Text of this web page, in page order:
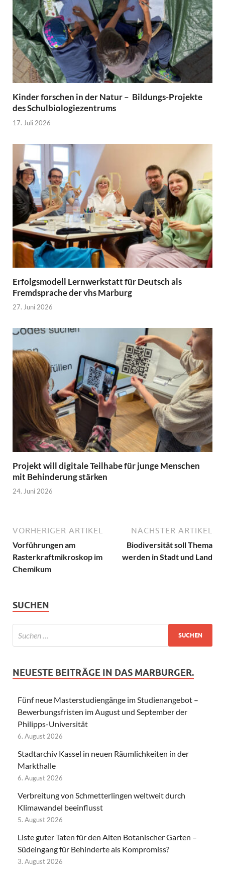
Kinder forschen in der Natur – Bildungs-Projekte
des Schulbiologiezentrums
17. Juli 2026
Erfolgsmodell Lernwerkstatt für Deutsch als
Fremdsprache der vhs Marburg
27. Juni 2026
Projekt will digitale Teilhabe für junge Menschen
mit Behinderung stärken
24. Juni 2026
VORHERIGER ARTIKEL
Vorführungen am
Rasterkraftmikroskop im
Chemikum
NÄCHSTER ARTIKEL
Biodiversität soll Thema
werden in Stadt und Land
SUCHEN
NEUESTE BEITRÄGE IN DAS MARBURGER.
Fünf neue Masterstudiengänge im Studienangebot –
Bewerbungsfristen im August und September der
Philipps-Universität
6. August 2026
Stadtarchiv Kassel in neuen Räumlichkeiten in der
Markthalle
6. August 2026
Verbreitung von Schmetterlingen weltweit durch
Klimawandel beeinflusst
5. August 2026
Liste guter Taten für den Alten Botanischer Garten –
Südeingang für Behinderte als Kompromiss?
3. August 2026